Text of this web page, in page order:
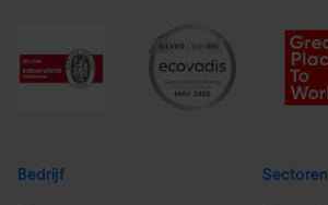
Bedrijf Sectoren